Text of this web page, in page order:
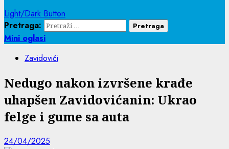
Light/Dark Button
Pretraga:
Mini oglasi
Zavidovići
Nedugo nakon izvršene krađe
uhapšen Zavidovićanin: Ukrao
felge i gume sa auta
24/04/2025